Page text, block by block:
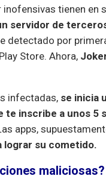
inofensivas tienen en
servidor de
detectado por
Store. Ahora,
infectadas, se inicia
te inscribe a unos 5
apps,
lograr su cometido.
maliciosas?